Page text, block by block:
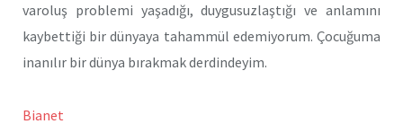
varoluş problemi yaşadığı, duygusuzlaştığı ve anlamını
kaybettiği bir dünyaya tahammül edemiyorum. Çocuğuma
inanılır bir dünya bırakmak derdindeyim.
Bianet